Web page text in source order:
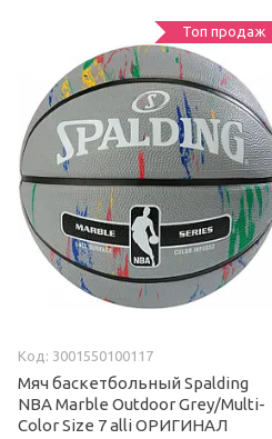
Топ продаж
3001550100117
Мяч баскетбольный Spalding
NBA Marble Outdoor Grey/Multi-
Color Size 7 alli ОРИГИНАЛ